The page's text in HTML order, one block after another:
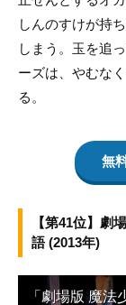
しんのすけが持
しまう。玉を追
ーズは、やむな
る。
無
【第41位】劇
語 (2013年)
「劇場版 魔